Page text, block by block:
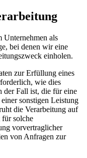
als
bei denen wir eine
einholen.
zur Erfüllung eines
wie dies
der Fall ist, die für eine
sonstigen Leistung
die Verarbeitung auf
solche
vorvertraglicher
von Anfragen zur